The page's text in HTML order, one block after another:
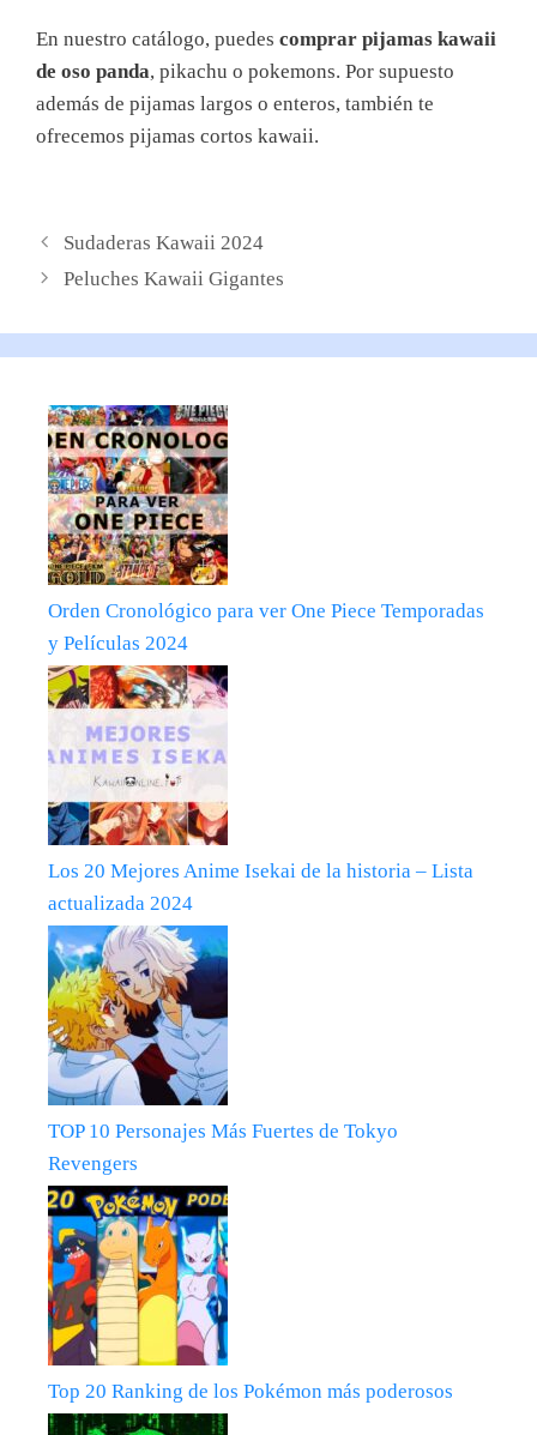
En nuestro catálogo, puedes comprar pijamas kawaii
de oso panda, pikachu o pokemons. Por supuesto
además de pijamas largos o enteros, también te
ofrecemos pijamas cortos kawaii.
Sudaderas Kawaii 2024
Peluches Kawaii Gigantes
Orden Cronológico para ver One Piece Temporadas
y Películas 2024
Los 20 Mejores Anime Isekai de la historia – Lista
actualizada 2024
TOP 10 Personajes Más Fuertes de Tokyo
Revengers
Top 20 Ranking de los Pokémon más poderosos